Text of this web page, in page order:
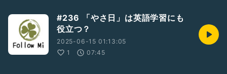
#236 「やさ日」は英語学習にも
役立つ？
2025-06-15 01:13:05
1
07:45